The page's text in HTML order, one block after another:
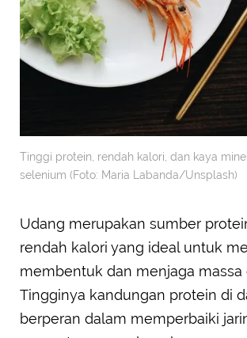
Tinggi protein, rendah kalori, dan kaya
selenium (Foto: Maria Labanda/Unsplash)
Udang merupakan sumber
rendah kalori yang ideal untuk
membentuk dan menjaga massa
Tingginya kandungan protein di
berperan dalam memperbaiki